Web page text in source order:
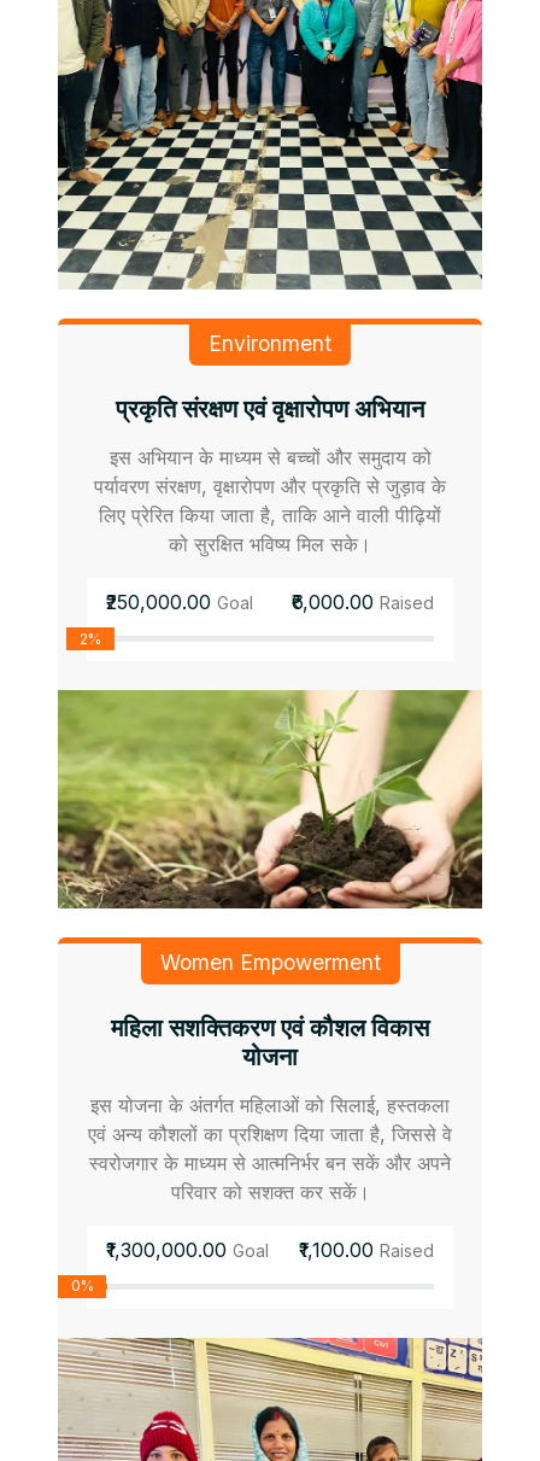
Environment
प्रकृति संरक्षण एवं वृक्षारोपण अभियान
इस अभियान के माध्यम से बच्चों और समुदाय को
पर्यावरण संरक्षण, वृक्षारोपण और प्रकृति से जुड़ाव के
लिए प्रेरित किया जाता है, ताकि आने वाली पीढ़ियों
को सुरक्षित भविष्य मिल सके।
₹250,000.00 Goal ₹6,000.00 Raised
2%
Women Empowerment
महिला सशक्तिकरण एवं कौशल विकास
योजना
इस योजना के अंतर्गत महिलाओं को सिलाई, हस्तकला
एवं अन्य कौशलों का प्रशिक्षण दिया जाता है, जिससे वे
स्वरोजगार के माध्यम से आत्मनिर्भर बन सकें और अपने
परिवार को सशक्त कर सकें।
₹1,300,000.00 Goal ₹1,100.00 Raised
0%